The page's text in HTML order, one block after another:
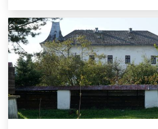
Karczma
Niedzica
Zapraszamy do klimatycznej restauracji w
doskonałym piwem spod samych